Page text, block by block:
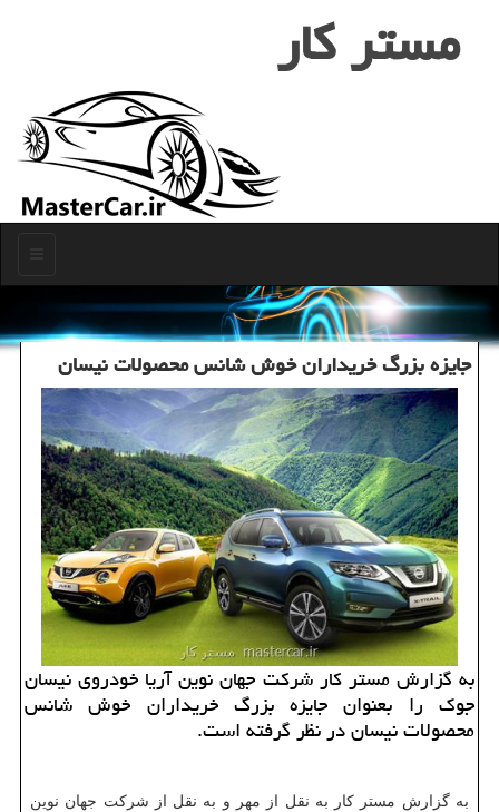
مستر كار
جایزه بزرگ خریداران خوش شانس محصولات نیسان
به گزارش مستر كار شركت جهان نوین آریا خودروی نیسان
جوك را بعنوان جایزه بزرگ خریداران خوش شانس
محصولات نیسان در نظر گرفته است.
به گزارش مستر كار به نقل از مهر و به نقل از شركت جهان نوین